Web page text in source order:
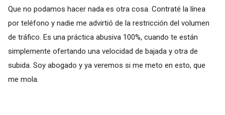
Que no podamos hacer nada es otra cosa. Contraté la línea
por teléfono y nadie me advirtió de la restricción del volumen
de tráfico. Es una práctica abusiva 100%, cuando te están
simplemente ofertando una velocidad de bajada y otra de
subida. Soy abogado y ya veremos si me meto en esto, que
me mola.